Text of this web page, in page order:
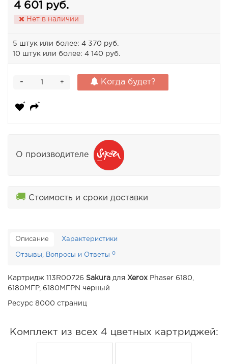
4 601 руб.
Нет в наличии
5 штук или более: 4 370 руб.
10 штук или более: 4 140 руб.
+
- Когда будет?
О производителе
🚚 Стоимость и сроки доставки
Описание Характеристики
Отзывы, Вопросы и Ответы 0
Картридж 113R00726 Sakura для Xerox Phaser 6180,
6180MFP, 6180MFPN черный
Ресурс 8000 страниц
Комплект из всех 4 цветных картриджей: